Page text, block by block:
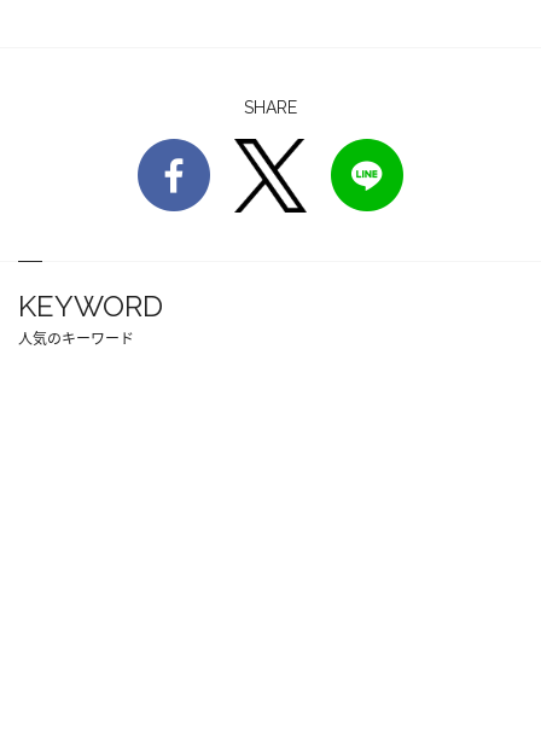
SHARE
KEYWORD
人気のキーワード